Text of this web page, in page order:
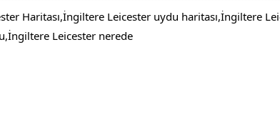
Haritası,İngiltere Leicester uydu haritası,İngiltere
Leicester nerede